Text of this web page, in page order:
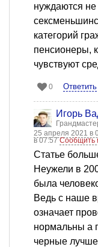
нуждаются не
категорий
пенсионеры,
чувствуют
0 Ответить
Игорь
25 апреля 2021 в
в 07:57Сообщить
Статье
Неужели в
была
Ведь с наше
означает
нормальны а
черные